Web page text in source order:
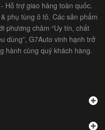
Hỗ trợ giao hàng toàn quốc.
phụ tùng ô tô. Các sản phẩm
phương châm “Uy tín, chất
dùng”, G7Auto vinh hạnh trở
hành cùng quý khách hàng.